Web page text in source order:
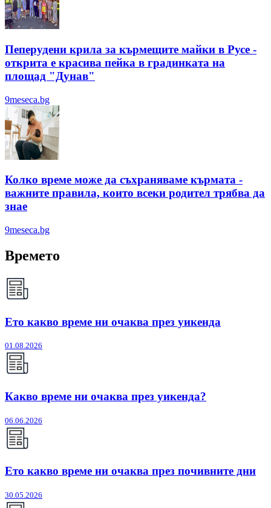
Пеперудени крила за кърмещите майки в Русе -
открита е красива пейка в градинката на
площад "Дунав"
9meseca.bg
Колко време може да съхраняваме кърмата -
важните правила, които всеки родител трябва да
знае
9meseca.bg
Времето
Ето какво време ни очаква през уикенда
01.08.2026
Какво време ни очаква през уикенда?
06.06.2026
Ето какво време ни очаква през почивните дни
30.05.2026